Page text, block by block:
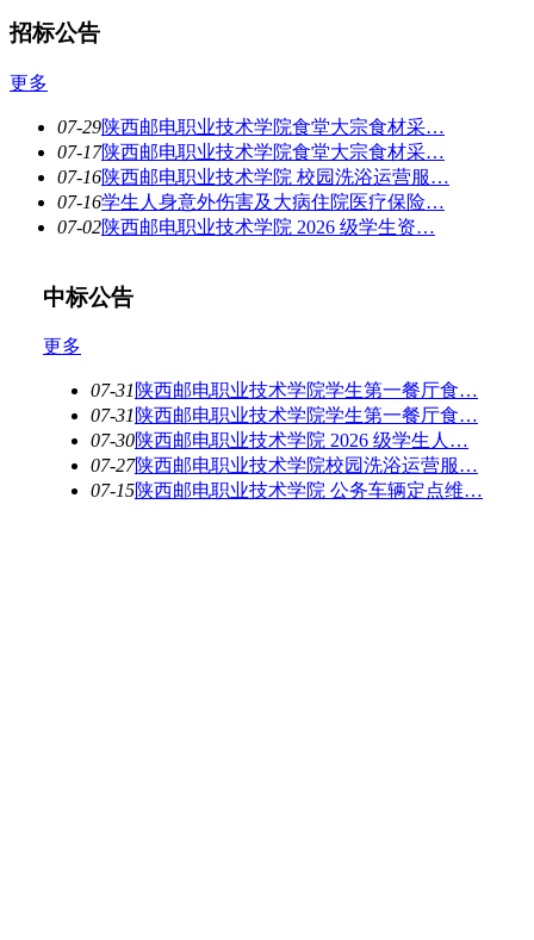
招标公告
更多
07-29陕西邮电职业技术学院食堂大宗食材采…
07-17陕西邮电职业技术学院食堂大宗食材采…
07-16陕西邮电职业技术学院 校园洗浴运营服…
07-16学生人身意外伤害及大病住院医疗保险…
07-02陕西邮电职业技术学院 2026 级学生资…
中标公告
更多
07-31 陕西邮电职业技术学院学生第一餐厅食…
07-31 陕西邮电职业技术学院学生第一餐厅食…
07-30陕西邮电职业技术学院 2026 级学生人…
07-27陕西邮电职业技术学院校园洗浴运营服…
07-15陕西邮电职业技术学院 公务车辆定点维…